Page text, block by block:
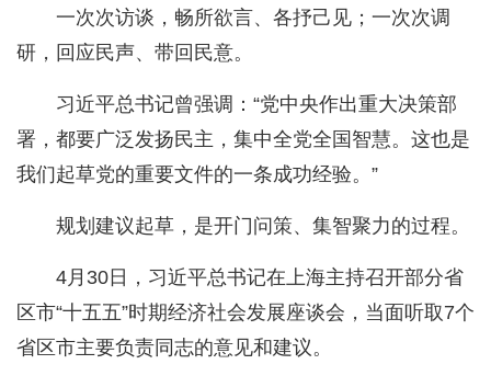
一次次访谈，畅所欲言、各抒己见；一次次调
研，回应民声、带回民意。
习近平总书记曾强调：“党中央作出重大决策部
署，都要广泛发扬民主，集中全党全国智慧。这也是
我们起草党的重要文件的一条成功经验。”
规划建议起草，是开门问策、集智聚力的过程。
4月30日，习近平总书记在上海主持召开部分省
区市“十五五”时期经济社会发展座谈会，当面听取7个
省区市主要负责同志的意见和建议。